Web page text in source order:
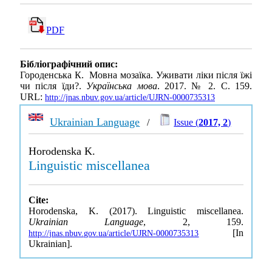
PDF
Бібліографічний опис:
Городенська К. Мовна мозаїка. Уживати ліки після їжі
чи після їди?. Українська мова. 2017. № 2. С. 159.
URL: http://jnas.nbuv.gov.ua/article/UJRN-0000735313
Ukrainian Language / Issue (2017, 2)
Horodenska K.
Linguistic miscellanea
Cite:
Horodenska, K. (2017). Linguistic miscellanea.
Ukrainian Language, 2, 159.
http://jnas.nbuv.gov.ua/article/UJRN-0000735313 [In
Ukrainian].